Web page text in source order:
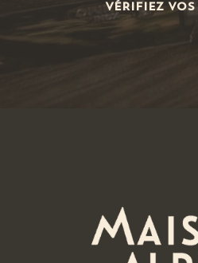
VÉRIFIEZ VOS